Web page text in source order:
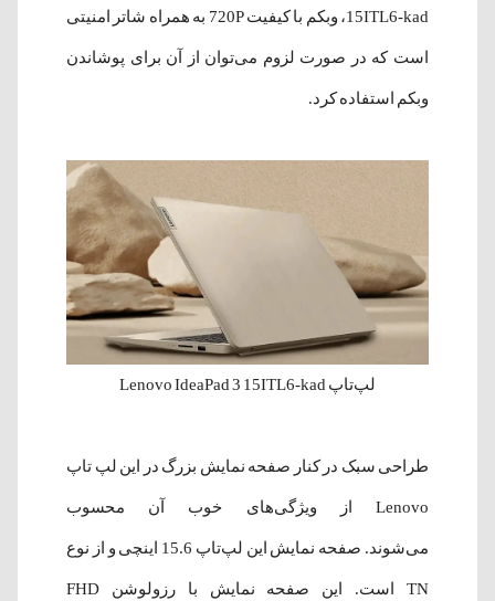
15ITL6-kad، وبکم با کیفیت 720P به همراه شاتر امنیتی
است که در صورت لزوم می‌توان از آن برای پوشاندن
وبکم استفاده کرد.
لپ‌تاپ Lenovo IdeaPad 3 15ITL6-kad
طراحی سبک در کنار صفحه نمایش بزرگ در این لپ تاپ
Lenovo از ویژگی‌های خوب آن محسوب
می‌شوند. صفحه نمایش این لپ‌تاپ 15.6 اینچی و از نوع
TN است. این صفحه نمایش با رزولوشن FHD